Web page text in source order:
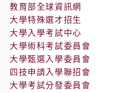
教育部全球資訊網
大學特殊選才招生
大學入學考試中心
大學術科考試委員會
大學甄選入學委員會
四技申請入學聯招會
大學考試分發委員會